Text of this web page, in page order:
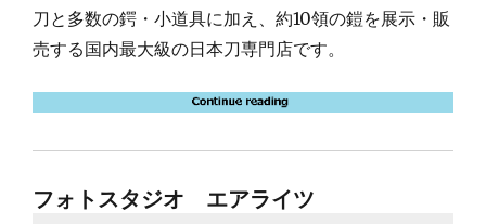
刀と多数の鍔・小道具に加え、約10領の鎧を展示・販
売する国内最大級の日本刀専門店です。
フォトスタジオ エアライツ